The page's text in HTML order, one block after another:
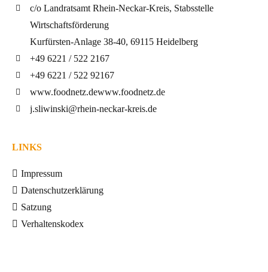
c/o Landratsamt Rhein-Neckar-Kreis, Stabsstelle
Wirtschaftsförderung
Kurfürsten-Anlage 38-40, 69115 Heidelberg
+49 6221 / 522 2167
+49 6221 / 522 92167
www.foodnetz.dewww.foodnetz.de
j.sliwinski@rhein-neckar-kreis.de
LINKS
Impressum
Datenschutzerklärung
Satzung
Verhaltenskodex